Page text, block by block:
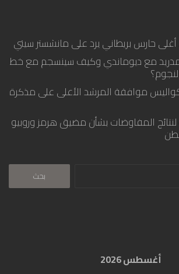
حارس بريطاني يرد على مانشستر سيتي
مدريد مع ديوماندي وكيف سينسجم مع خط
موافقة المرشد الأعلى على مذكرة
لنتائج المفاوضات بشأن مضيق هرمز وروبيو
البحث
أغسطس 2026